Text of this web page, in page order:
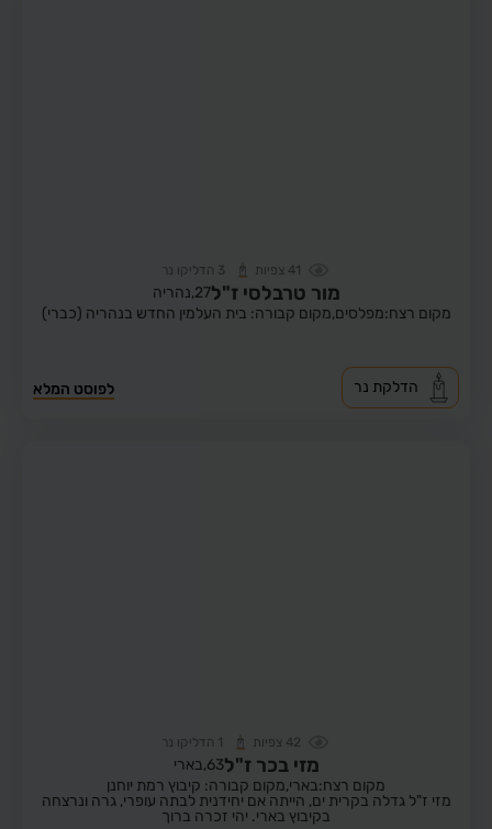
41 צפיות 3 הדליקו נר
מור טרבלסי ז"ל27, נהריה
מקום רצח:מפלסים,מקום קבורה: בית העלמין החדש בנהריה (כברי)
לפוסט המלא הדלקת נר
42 צפיות 1 הדליקו נר
מזי בכר ז"ל63, בארי
מקום רצח:בארי,מקום קבורה: קיבוץ רמת יוחנן
מזי ז"ל גדלה בקרית ים, הייתה אם יחידנית לבתה עופרי, גרה ונרצחה
בקיבוץ בארי. יהי זכרה ברוך